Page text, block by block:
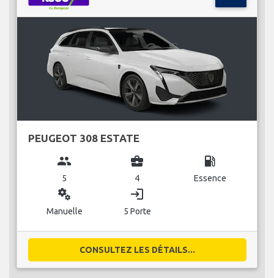
PEUGEOT 308 ESTATE
group
5
business_center
4
local_gas_station
Essence
miscellaneous_services
Manuelle
login
5 Porte
CONSULTEZ LES DÉTAILS...